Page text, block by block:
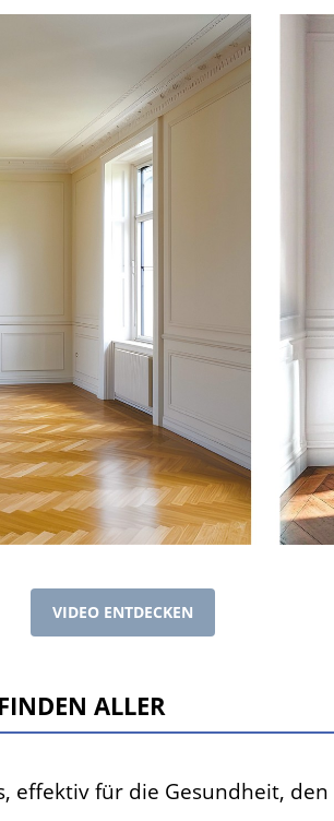
VIDEO ENTDECKEN
ALLER
effektiv für die Gesundheit, den